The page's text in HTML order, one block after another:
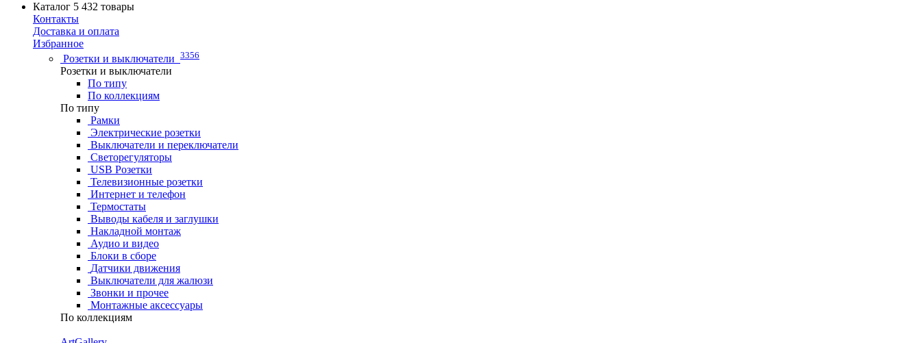
Каталог 5 432 товары
Контакты
Доставка и оплата
Избранное
Розетки и выключатели 3356
Розетки и выключатели
По типу
По коллекциям
По типу
Рамки
Электрические розетки
Выключатели и переключатели
Светорегуляторы
USB Розетки
Телевизионные розетки
Интернет и телефон
Термостаты
Выводы кабеля и заглушки
Накладной монтаж
Аудио и видео
Блоки в сборе
Датчики движения
Выключатели для жалюзи
Звонки и прочее
Монтажные аксессуары
По коллекциям